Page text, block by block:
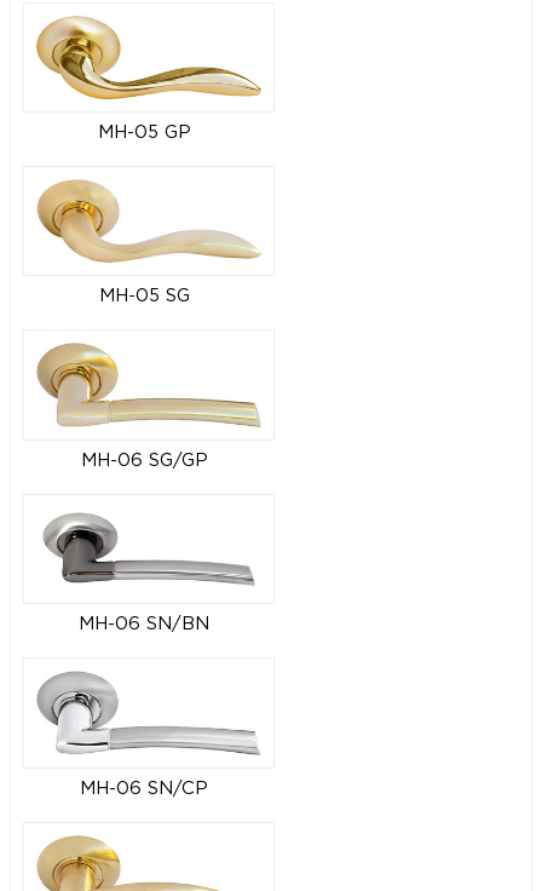
MH-05 GP
MH-05 SG
MH-06 SG/GP
MH-06 SN/BN
MH-06 SN/CP